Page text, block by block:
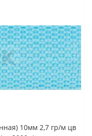
10мм 2,7 гр/м цв